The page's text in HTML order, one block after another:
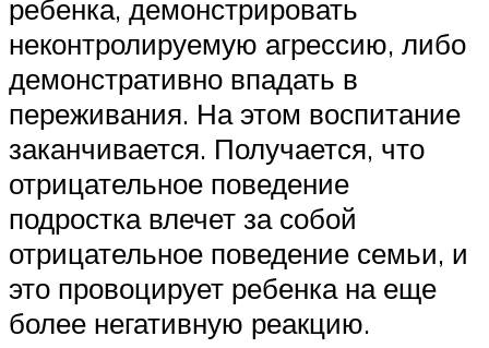
ребенка, демонстрировать
неконтролируемую агрессию, либо
демонстративно впадать в
переживания. На этом воспитание
заканчивается. Получается, что
отрицательное поведение
подростка влечет за собой
отрицательное поведение семьи, и
это провоцирует ребенка на еще
более негативную реакцию.